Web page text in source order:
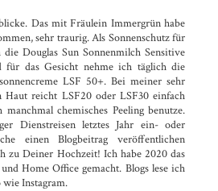
Das mit Fräulein Immergrün habe
sehr traurig. Als Sonnenschutz für
Douglas Sun Sonnenmilch Sensitive
für das Gesicht nehme ich täglich die
LSF 50+. Bei meiner sehr
Haut reicht LSF20 oder LSF30 einfach
chemisches Peeling benutze.
Dienstreisen letztes Jahr ein- oder
einen Blogbeitrag veröffentlichen
zu Deiner Hochzeit! Ich habe 2020 das
Home Office gemacht. Blogs lese ich
wie Instagram.